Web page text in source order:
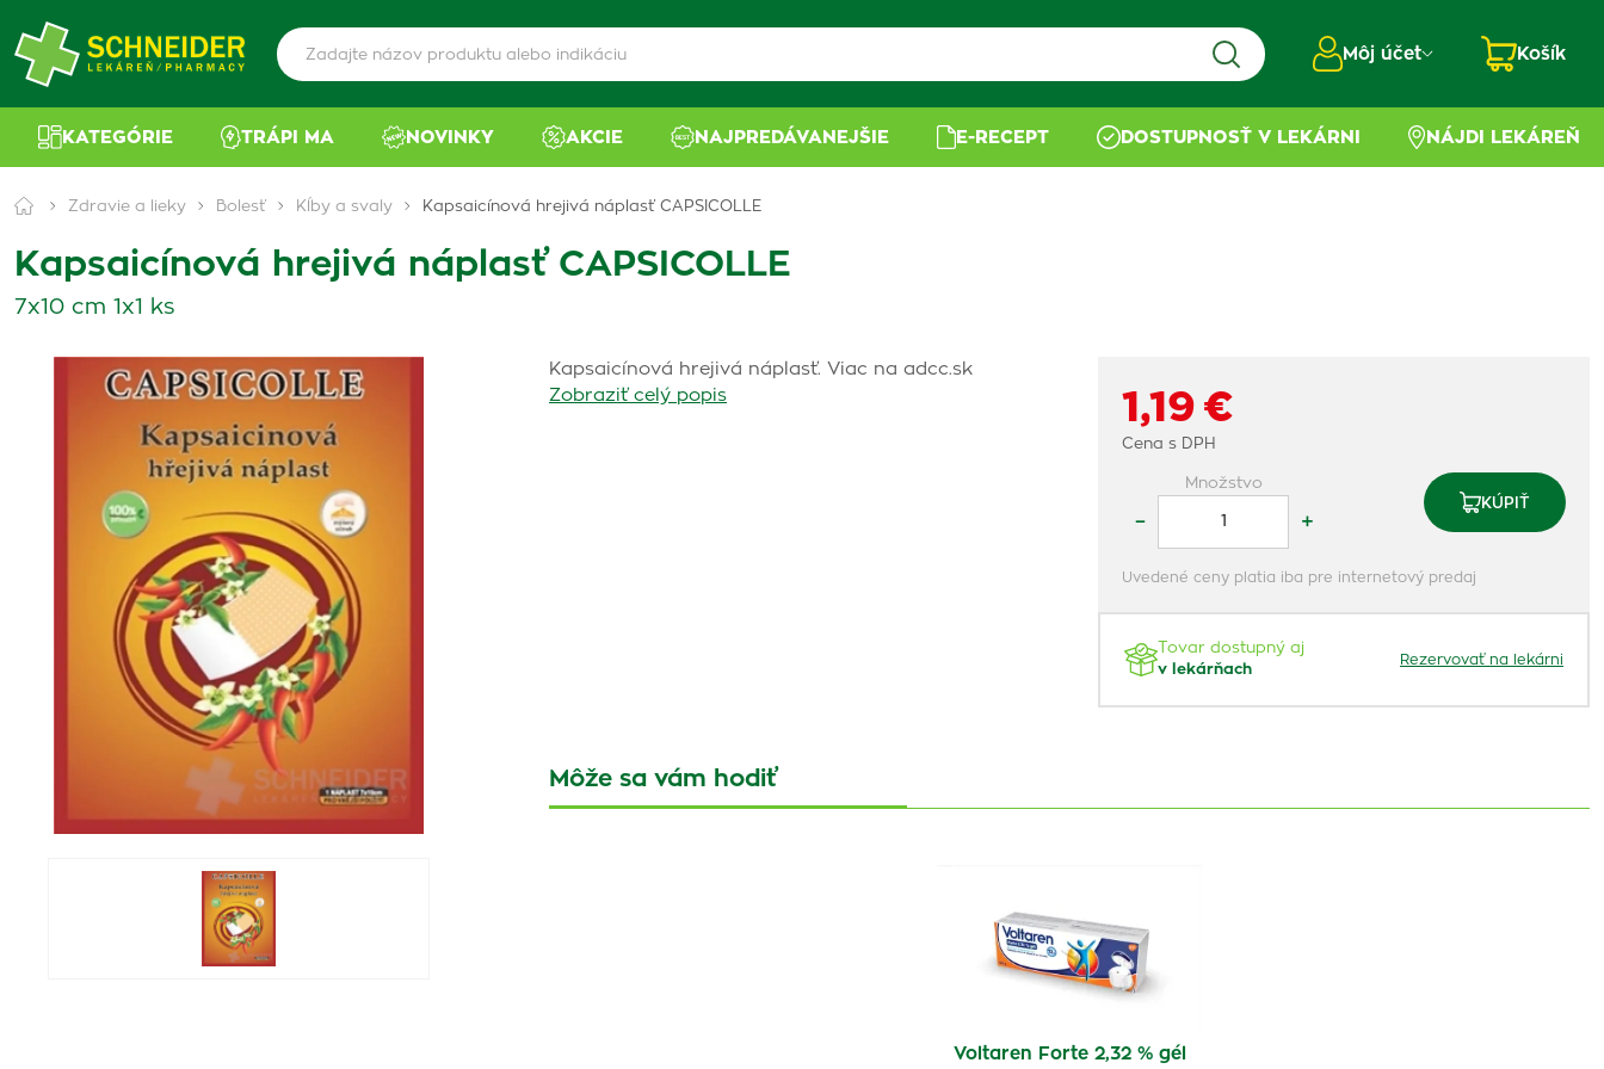
Môj účet Košík
KATEGÓRIE TRÁPI MA NOVINKY AKCIE NAJPREDÁVANEJŠIE E-RECEPT DOSTUPNOSŤ V LEKÁRNI NÁJDI LEKÁREŇ
Zdravie a lieky Bolesť Kĺby a svaly Kapsaicínová hrejivá náplasť CAPSICOLLE
Kapsaicínová hrejivá náplasť CAPSICOLLE
7x10 cm 1x1 ks
Kapsaicínová hrejivá náplasť. Viac na adcc.sk
Zobraziť celý popis
1,19 €
Cena s DPH
Množstvo
– +
KÚPIŤ
Uvedené ceny platia iba pre internetový predaj
Tovar dostupný aj
v lekárňach
Rezervovať na lekárni
Môže sa vám hodiť
Voltaren Forte 2,32 % gél